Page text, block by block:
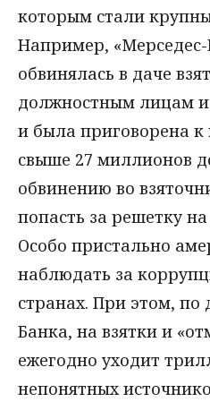
которым стали
Например, «Мерседес-
обвинялась в даче
должностным лицам
и была приговорена
свыше 27 миллионов
обвинению во
попасть за решетку
Особо пристально
наблюдать за
странах. При этом,
Банка, на взятки и
ежегодно уходит
непонятных